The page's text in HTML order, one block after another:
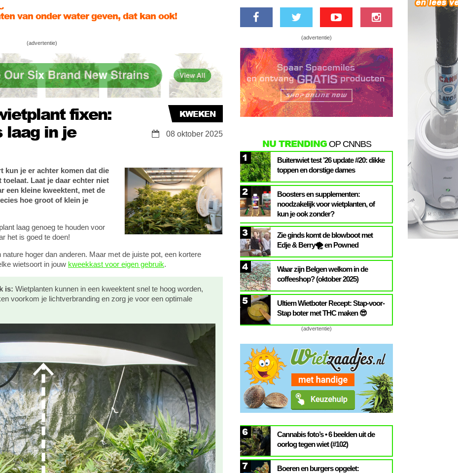
gebruik van PK boosters in de bloeifase
aan je wietplant? Dit is de oorzaak én de
(advertentie)
fixen:
laag in je
KWEKEN
08 oktober 2025
kun je er achter komen dat die
Laat je daar echter niet
een kleine kweektent, met de
hoe groot of klein je
laag genoeg te houden voor
het is goed te doen!
hoger dan anderen. Maar met de juiste pot, een kortere
wietsoort in jouw kweekkast voor eigen gebruik.
is: Wietplanten kunnen in een kweektent snel te hoog worden,
voorkom je lichtverbranding en zorg je voor een optimale
(advertentie)
NU TRENDINGOP CNNBS
1
Buitenwiet test ’26 update #20: dikke
toppen en dorstige dames
2
Boosters en supplementen:
noodzakelijk voor wietplanten, of
kun je ook zonder?
3
Zie ginds komt de blowboot met
Edje & Berry🌪️ en Powned
4
Waar zijn Belgen welkom in de
coffeeshop? (oktober 2025)
5
Ultiem Wietboter Recept: Stap-voor-
Stap boter met THC maken 😎
(advertentie)
6
Cannabis foto’s • 6 beelden uit de
oorlog tegen wiet (#102)
7
Boeren en burgers opgelet: